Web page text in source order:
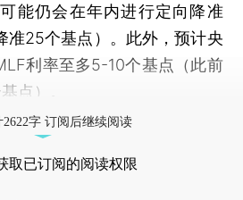
能仍会在年内进行定向降准
准25个基点）。此外，预计央
利率至多5-10个基点（此前
点）。
字 订阅后继续阅读
取已订阅的阅读权限